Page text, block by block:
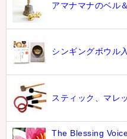
アマナマナのベル
シンギングボウル
スティック、マレ
The Blessing